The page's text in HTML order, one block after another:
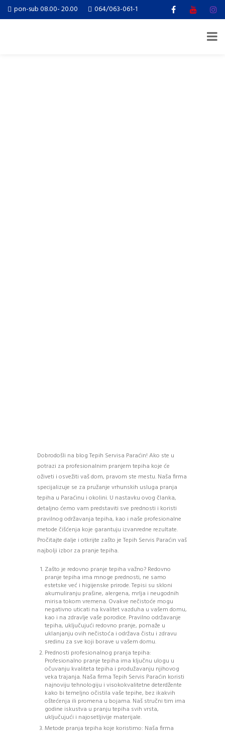
pon-sub 08.00- 20.00 064/063-061-1
Dobrodošli na blog Tepih Servisa Paraćin! Ako ste u
potrazi za profesionalnim pranjem tepiha koje će
oživeti i osvežiti vaš dom, pravom ste mestu. Naša firma
specijalizuje se za pružanje vrhunskih usluga pranja
tepiha u Paraćinu i okolini. U nastavku ovog članka,
detaljno ćemo vam predstaviti sve prednosti i koristi
pravilnog održavanja tepiha, kao i naše profesionalne
metode čišćenja koje garantuju izvanredne rezultate.
Pročitajte dalje i otkrijte zašto je Tepih Servis Paraćin vaš
najbolji izbor za pranje tepiha.
Zašto je redovno pranje tepiha važno? Redovno
pranje tepiha ima mnoge prednosti, ne samo
estetske već i higijenske prirode. Tepisi su skloni
akumuliranju prašine, alergena, mrlja i neugodnih
mirisa tokom vremena. Ovakve nečistoće mogu
negativno uticati na kvalitet vazduha u vašem domu,
kao i na zdravlje vaše porodice. Pravilno održavanje
tepiha, uključujući redovno pranje, pomaže u
uklanjanju ovih nečistoća i održava čistu i zdravu
sredinu za sve koji borave u vašem domu.
Prednosti profesionalnog pranja tepiha:
Profesionalno pranje tepiha ima ključnu ulogu u
očuvanju kvaliteta tepiha i produžavanju njihovog
veka trajanja. Naša firma Tepih Servis Paraćin koristi
najnoviju tehnologiju i visokokvalitetne deterdžente
kako bi temeljno očistila vaše tepihe, bez ikakvih
oštećenja ili promena u bojama. Naš stručni tim ima
godine iskustva u pranju tepiha svih vrsta,
uključujući i najosetljivije materijale.
Metode pranja tepiha koje koristimo: Naša firma